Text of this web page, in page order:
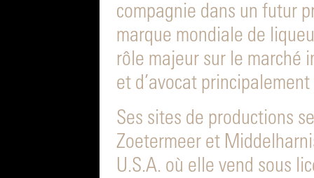
compagnie dans un futur
marque mondiale de
rôle majeur sur le marché
et d’avocat
Ses sites de productions
Zoetermeer et
U.S.A. où elle vend sous